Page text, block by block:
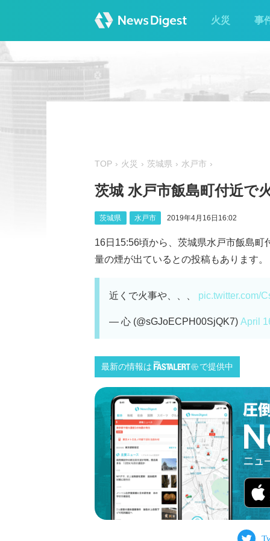
火災 事
TOP 火災 茨城県 水戸市
茨城 水戸市飯島町付近で
茨城県 水戸市 2019年4月16日16:02
16日15:56頃から、茨城県水戸市飯島
量の煙が出ているとの投稿もあります。
近くで火事や、、、 pic.twitter.com/
— 心 (@sGJoECPH00SjQK7) April
最新の情報は で提供中